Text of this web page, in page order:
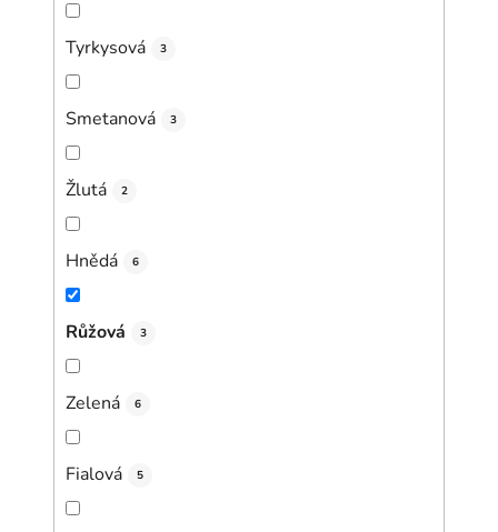
Tyrkysová 3
Smetanová 3
Žlutá 2
Hnědá 6
Růžová 3
Zelená 6
Fialová 5